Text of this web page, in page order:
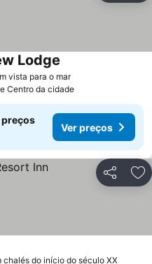
vista para o mar
Lodge
Centro da cidade
preços
Ver preços
Partilhar
do início do século XX